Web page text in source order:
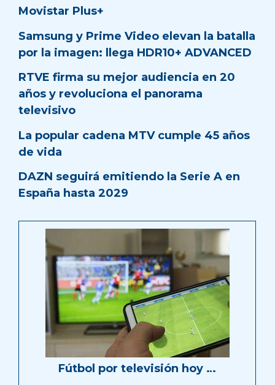
Movistar Plus+
Samsung y Prime Video elevan la batalla
por la imagen: llega HDR10+ ADVANCED
RTVE firma su mejor audiencia en 20
años y revoluciona el panorama
televisivo
La popular cadena MTV cumple 45 años
de vida
DAZN seguirá emitiendo la Serie A en
España hasta 2029
Fútbol por televisión hoy …